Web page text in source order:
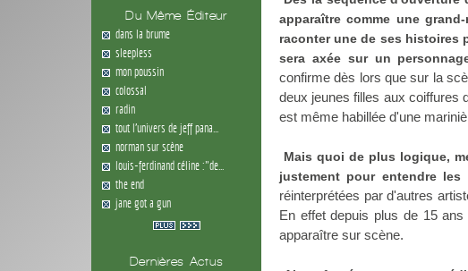
Du Même Éditeur
dans la brume
sleepless
mon poussin
colossal
radin
tout l'univers de jeff pana...
norman sur scène
louis-ferdinand céline :"de...
the end
jane got a gun
Dernières Actus
apparaître comme une
raconter une de ses histoires
sera axée sur un
confirme dès lors que sur la
deux jeunes filles aux coiffures
est même habillée d'une
Mais quoi de plus logique,
justement pour entendre
réinterprétées par d'autres
En effet depuis plus de 15
apparaître sur scène.